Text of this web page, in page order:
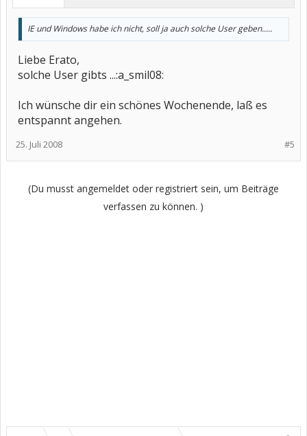
IE und Windows habe ich nicht, soll ja auch solche User geben.....
Liebe Erato,
solche User gibts ...:a_smil08:
Ich wünsche dir ein schönes Wochenende, laß es
entspannt angehen.
#5
25. Juli 2008
(Du musst angemeldet oder registriert sein, um Beiträge
verfassen zu können. )